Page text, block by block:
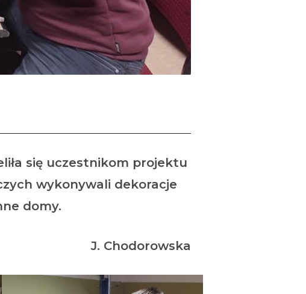
się uczestnikom projektu
wykonywali dekoracje
domy.
J. Chodorowska